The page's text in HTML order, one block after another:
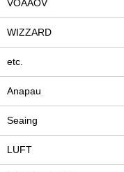
VOAAOV
WIZZARD
etc.
Anapau
Seaing
LUFT